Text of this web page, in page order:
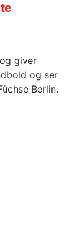
giver
og ser
Berlin.